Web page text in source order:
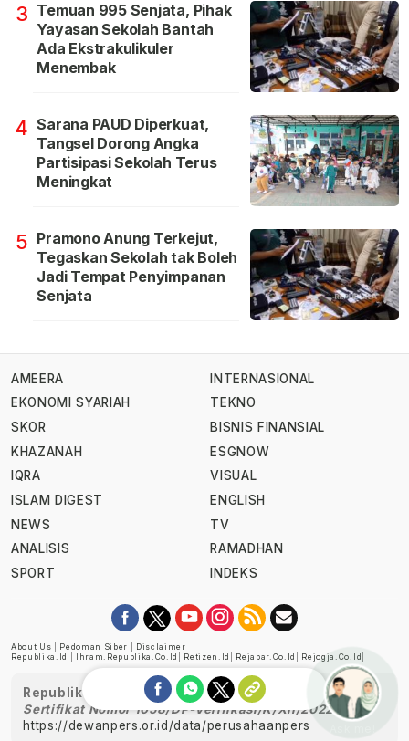
3 Temuan 995 Senjata, Pihak
Yayasan Sekolah Bantah
Ada Ekstrakulikuler
Menembak
4 Sarana PAUD Diperkuat,
Tangsel Dorong Angka
Partisipasi Sekolah Terus
Meningkat
5 Pramono Anung Terkejut,
Tegaskan Sekolah tak Boleh
Jadi Tempat Penyimpanan
Senjata
AMEERA
EKONOMI SYARIAH
SKOR
KHAZANAH
IQRA
ISLAM DIGEST
NEWS
ANALISIS
SPORT
INTERNASIONAL
TEKNO
BISNIS FINANSIAL
ESGNOW
VISUAL
ENGLISH
TV
RAMADHAN
INDEKS
About Us Pedoman Siber
Disclaimer
Republika.id
Ihram.republika.co.id Retizen.id Rejabar.co.id Rejogja.co.id
Republika telah diverifikasi oleh Dewan Pers
Sertifikat Nomor 1058/DP-Verifikasi/K/XII/2022
https://dewanpers.or.id/data/perusahaanpers